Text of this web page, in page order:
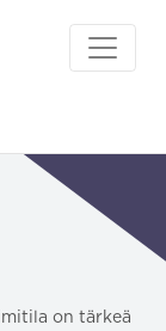
on tärkeä